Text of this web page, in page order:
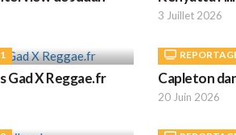
3 Juillet 2026
Gad X Reggae.fr Capleton
20 Juin 2026